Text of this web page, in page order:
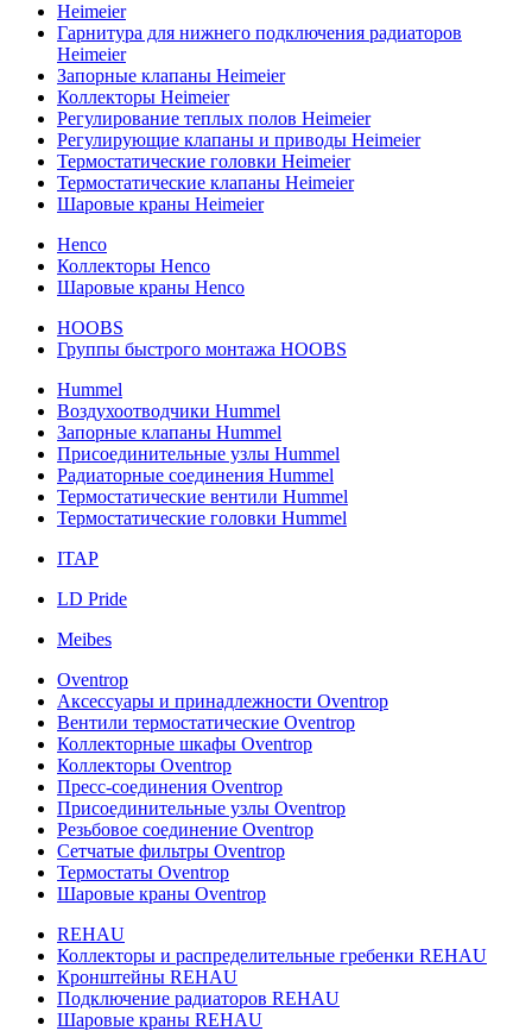
Heimeier
Гарнитура для нижнего подключения радиаторов
Heimeier
Запорные клапаны Heimeier
Коллекторы Heimeier
Регулирование теплых полов Heimeier
Регулирующие клапаны и приводы Heimeier
Термостатические головки Heimeier
Термостатические клапаны Heimeier
Шаровые краны Heimeier
Henco
Коллекторы Henco
Шаровые краны Henco
HOOBS
Группы быстрого монтажа HOOBS
Hummel
Воздухоотводчики Hummel
Запорные клапаны Hummel
Присоединительные узлы Hummel
Радиаторные соединения Hummel
Термостатические вентили Hummel
Термостатические головки Hummel
ITAP
LD Pride
Meibes
Oventrop
Аксессуары и принадлежности Oventrop
Вентили термостатические Oventrop
Коллекторные шкафы Oventrop
Коллекторы Oventrop
Пресс-соединения Oventrop
Присоединительные узлы Oventrop
Резьбовое соединение Oventrop
Сетчатые фильтры Oventrop
Термостаты Oventrop
Шаровые краны Oventrop
REHAU
Коллекторы и распределительные гребенки REHAU
Кронштейны REHAU
Подключение радиаторов REHAU
Шаровые краны REHAU